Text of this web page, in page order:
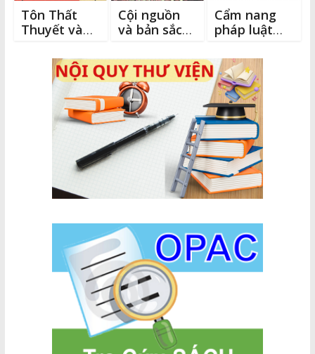
Tôn Thất
Thuyết và
thân trong
phong trào
Cần Vương
Cội nguồn
và bản sắc
tộc Việt
Nam
Cẩm nang
pháp luật